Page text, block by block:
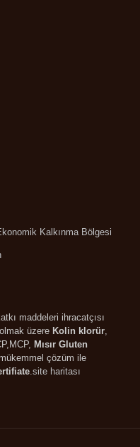
Kalkınma Bölgesi
maddeleri ihracatçısı
üzere Kolin klorür,
,MCP, Mısır Gluten
çözüm ile
.site haritası